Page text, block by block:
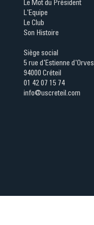
Le Mot du Président
L'Equipe
Le Club
Son Histoire
Siège social
5 rue d'Estienne d'Orves
94000 Créteil
01 42 07 15 74
info@uscreteil.com